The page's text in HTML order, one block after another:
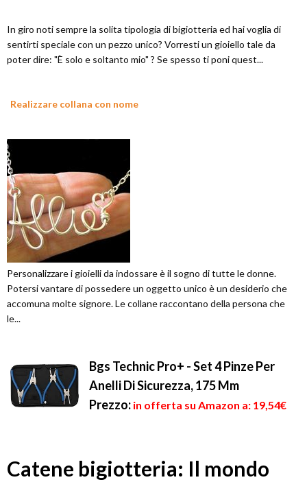
In giro noti sempre la solita tipologia di bigiotteria ed hai voglia di
sentirti speciale con un pezzo unico? Vorresti un gioiello tale da
poter dire: "È solo e soltanto mio" ? Se spesso ti poni quest...
Realizzare collana con nome
Personalizzare i gioielli da indossare è il sogno di tutte le donne.
Potersi vantare di possedere un oggetto unico è un desiderio che
accomuna molte signore. Le collane raccontano della persona che
le...
Bgs Technic Pro+ - Set 4 Pinze Per
Anelli Di Sicurezza, 175 Mm
Prezzo: in offerta su Amazon a: 19,54€
Catene bigiotteria: Il mondo